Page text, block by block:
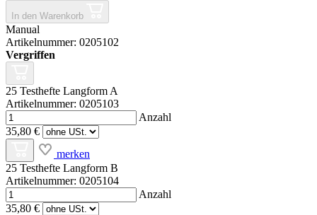
In den Warenkorb
Manual
Artikelnummer: 0205102
Vergriffen
25 Testhefte Langform A
Artikelnummer: 0205103
Anzahl
35,80 €
merken
25 Testhefte Langform B
Artikelnummer: 0205104
Anzahl
35,80 €